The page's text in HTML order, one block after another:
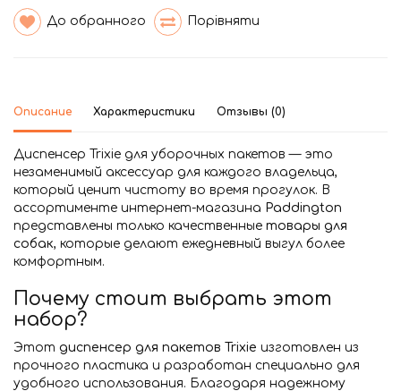
До обранного Порівняти
Описание Характеристики Отзывы (0)
Диспенсер Trixie для уборочных пакетов — это
незаменимый аксессуар для каждого владельца,
который ценит чистоту во время прогулок. В
ассортименте интернет-магазина Paddington
представлены только качественные товары для
собак, которые делают ежедневный выгул более
комфортным.
Почему стоит выбрать этот
набор?
Этот диспенсер для пакетов Trixie изготовлен из
прочного пластика и разработан специально для
удобного использования. Благодаря надежному